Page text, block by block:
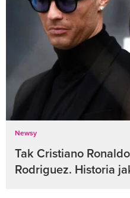
Newsy
Tak Cristiano
Rodriguez. Historia